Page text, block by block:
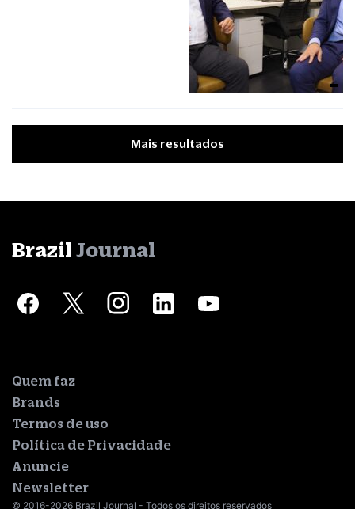
Mais resultados
Brazil Journal
Quem faz
Brands
Termos de uso
Política de Privacidade
Anuncie
Newsletter
© 2016-2026 Brazil Journal - Todos os direitos reservados